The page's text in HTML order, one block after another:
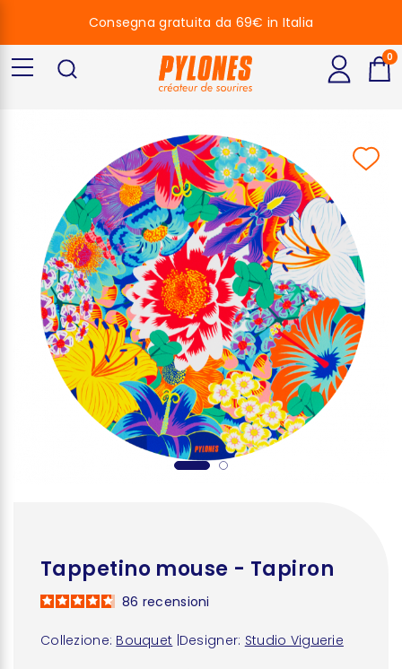
Tappetino mouse - Tapiron
Collezione: Bouquet Designer: Studio Viguerie
86 recensioni
Consegna gratuita da 69€ in Italia
0